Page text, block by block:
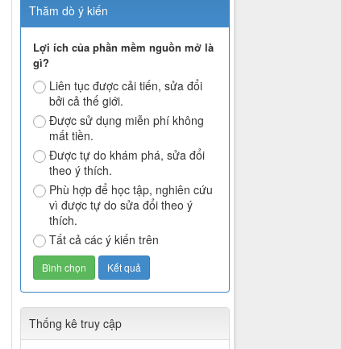
Thăm dò ý kiến
Lợi ích của phần mềm nguồn mở là
gì?
Liên tục được cải tiến, sửa đổi
bởi cả thế giới.
Được sử dụng miễn phí không
mất tiền.
Được tự do khám phá, sửa đổi
theo ý thích.
Phù hợp để học tập, nghiên cứu
vì được tự do sửa đổi theo ý
thích.
Tất cả các ý kiến trên
Thống kê truy cập